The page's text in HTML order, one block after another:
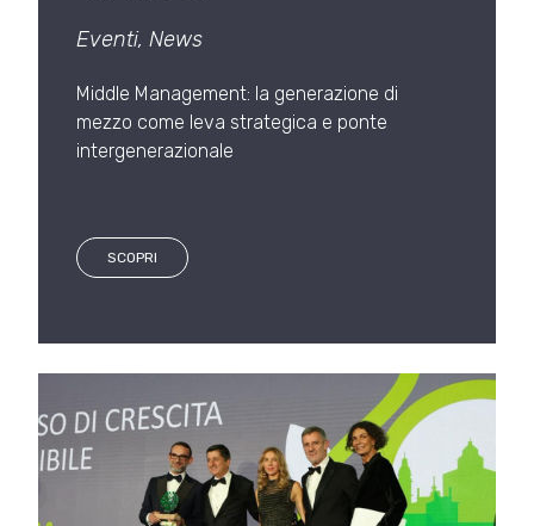
Eventi, News
Middle Management: la generazione di
mezzo come leva strategica e ponte
intergenerazionale
SCOPRI